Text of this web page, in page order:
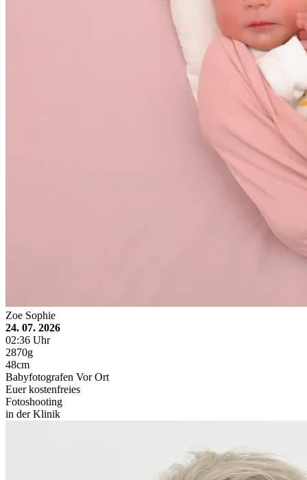
Zoe Sophie
24. 07. 2026
02:36 Uhr
2870g
48cm
Babyfotografen Vor Ort
Euer kostenfreies
Fotoshooting
in der Klinik